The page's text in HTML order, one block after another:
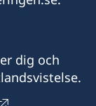
dig och